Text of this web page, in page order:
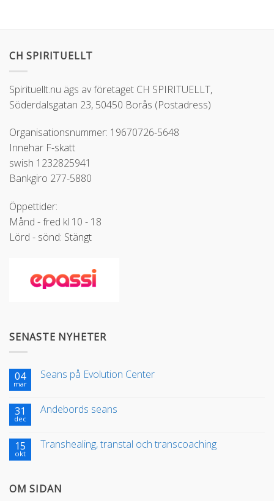
CH SPIRITUELLT
Spirituellt.nu ägs av företaget CH SPIRITUELLT,
Söderdalsgatan 23, 50450 Borås (Postadress)
Organisationsnummer: 19670726-5648
Innehar F-skatt
swish 1232825941
Bankgiro 277-5880
Öppettider:
Månd - fred kl 10 - 18
Lörd - sönd: Stängt
SENASTE NYHETER
04
mar
Seans på Evolution Center
31
dec
Andebords seans
15
okt
Transhealing, transtal och transcoaching
OM SIDAN